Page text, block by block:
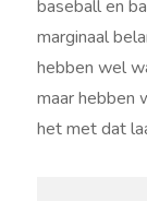
baseball en
marginaal
hebben wel
maar hebben
het met dat